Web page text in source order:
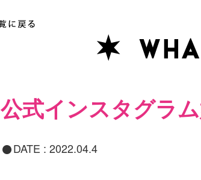
公式インスタグラ
DATE : 2022.04.4